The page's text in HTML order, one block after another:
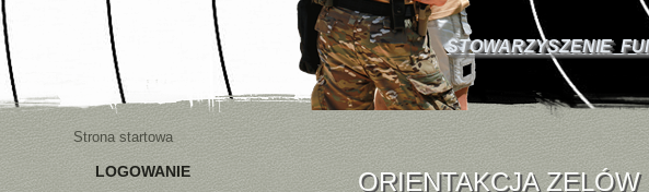
STOWARZYSZENIE
Strona startowa
LOGOWANIE ORIENTAKCJA ZELÓW